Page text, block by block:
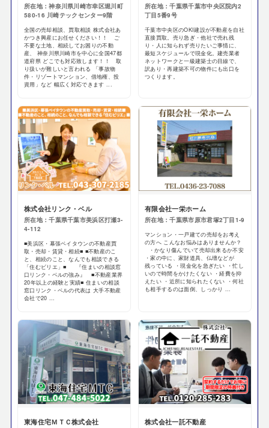
所在地：神奈川県川崎市幸区堀川町
580-16 川崎テックセンター9階
全国の売却相談、買取相談 株式会社あ
かつき興産にお任せください！！ ご
不要な土地、相続してお困りの不動
産、 神奈川県川崎市を中心に全国47都
道府県 どこでも対応致します！！ 取
り扱いが難しいと言われる 「事故物
件・リゾートマンション、借地権、投
資用」など 幅広く対応できます ...
所在地：千葉県千葉市中央区院内2
丁目5番9号
千葉市中央区のOKI建設が不動産を自社
直接買取。売り急ぎ・他社で売れ残
り・人に知られず売りたいご事情に、
最短スケジュールで現金化。建売業者
ネットワークと一級建築士の目線で、
訳あり・再建築不可の物件にも出口を
つくります。
株式会社リンク・ベル
所在地：千葉県千葉市美浜区打瀬3-
4-112
■美浜区・幕張ベイタウンの不動産買
取・売却・賃貸・相続■ ■不動産のこ
と、相続のこと、なんでも相談できる
「住むビリエ」■ 『住まいの相談窓
口リンク・ベルの強み』 ■不動産業界
20年以上の経験と実績■ 住まいの相談
窓口リンク・ベルの代表は 大手不動産
会社で20 ...
有限会社一栄ホーム
所在地：千葉県市原市君塚2丁目1-9
マンション・一戸建ての売却をお考え
の方へ こんなお悩みはありませんか？
・かなり傷んでいて売却出来るか不安
・家の中に、家財道具、仏壇などが
残っている ・現金化を急ぎたい ・忙し
いので時間をかけたくない ・経費を抑
えたい ・近所に知られたくない ・何社
も相手するのは面倒、しっかり ...
東海住宅ＭＴＣ株式会社 株式会社一託不動産